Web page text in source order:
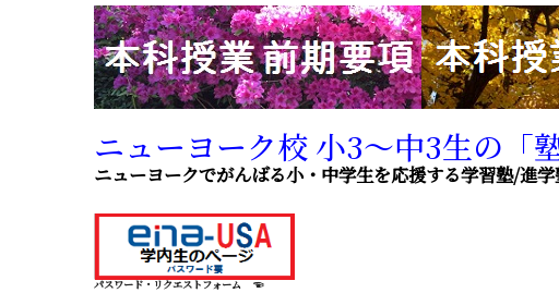
ニューヨーク校 小3～中3生の「塾
ニューヨークでがんばる小・中学生を応援する学習塾/進
パスワード・リクエストフォーム☜